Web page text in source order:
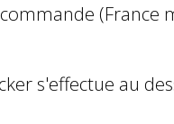
(France
s'effectue au